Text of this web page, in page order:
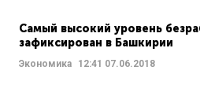
Самый высокий уровень
зафиксирован в Башкирии
Экономика 12:41 07.06.2018